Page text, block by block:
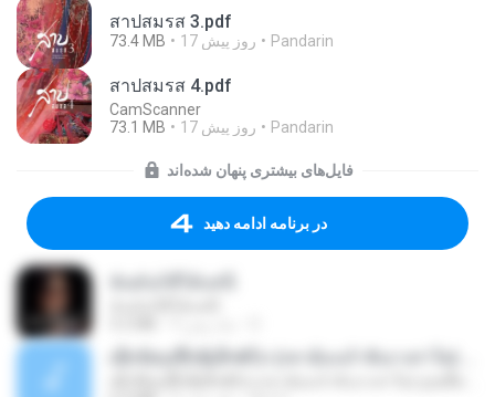
สาปสมรส 3.pdf
73.4 MB 17 روز پیش Pandarin
สาปสมรส 4.pdf
CamScanner
73.1 MB
17 روز پیش Pandarin
فایل‌های بیشتری پنهان شده‌اند
در برنامه ادامه دهید